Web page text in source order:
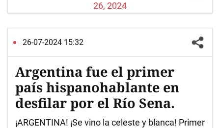
26, 2024
26-07-2024 15:32
Argentina fue el primer
país hispanohablante en
desfilar por el Río Sena.
¡ARGENTINA! ¡Se vino la celeste y blanca! Primer